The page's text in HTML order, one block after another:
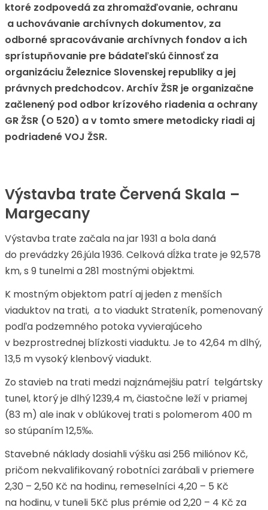
ktoré zodpovedá za zhromažďovanie, ochranu
a uchovávanie archívnych dokumentov, za
odborné spracovávanie archívnych fondov a ich
sprístupňovanie pre bádateľskú činnosť za
organizáciu Železnice Slovenskej republiky a jej
právnych predchodcov. Archív ŽSR je organizačne
začlenený pod odbor krízového riadenia a ochrany
GR ŽSR (O 520) a v tomto smere metodicky riadi aj
podriadené VOJ ŽSR.
Výstavba trate Červená Skala –
Margecany
Výstavba trate začala na jar 1931 a bola daná
do prevádzky 26.júla 1936. Celková dĺžka trate je 92,578
km, s 9 tunelmi a 281 mostnými objektmi.
K mostným objektom patrí aj jeden z menších
viaduktov na trati, a to viadukt Strateník, pomenovaný
podľa podzemného potoka vyvierajúceho
v bezprostrednej blízkosti viaduktu. Je to 42,64 m dlhý,
13,5 m vysoký klenbový viadukt.
Zo stavieb na trati medzi najznámejšiu patrí telgártsky
tunel, ktorý je dlhý 1239,4 m, čiastočne leží v priamej
(83 m) ale inak v oblúkovej trati s polomerom 400 m
so stúpaním 12,5‰.
Stavebné náklady dosiahli výšku asi 256 miliónov Kč,
pričom nekvalifikovaný robotníci zarábali v priemere
2,30 – 2,50 Kč na hodinu, remeselníci 4,20 – 5 Kč
na hodinu, v tuneli 5Kč plus prémie od 2,20 – 4 Kč za